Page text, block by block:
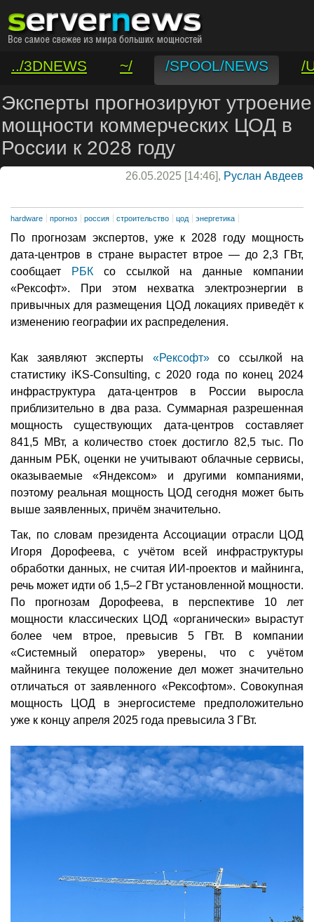
../3DNEWS ~/ /SPOOL/NEWS
/
/VAR/CONTACT
Эксперты прогнозируют утроение
мощности коммерческих ЦОД в
России к 2028 году
26.05.2025 [14:46], Руслан Авдеев
hardware прогноз россия строительство цод энергетика
По прогнозам экспертов, уже к 2028 году мощность
дата-центров в стране вырастет втрое — до 2,3 ГВт,
сообщает
РБКсо ссылкой на данные компании
«Рексофт». При этом нехватка электроэнергии в
привычных для размещения ЦОД локациях приведёт к
изменению географии их распределения.
Как заявляют эксперты «Рексофт»со ссылкой на
статистику iKS-Consulting, с 2020 года по конец 2024
инфраструктура дата-центров в России выросла
приблизительно в два раза. Суммарная разрешенная
мощность существующих дата-центров составляет
841,5 МВт, а количество стоек достигло 82,5 тыс. По
данным РБК, оценки не учитывают облачные сервисы,
оказываемые «Яндексом» и другими компаниями,
поэтому реальная мощность ЦОД сегодня может быть
выше заявленных, причём значительно.
Так, по словам президента Ассоциации отрасли ЦОД
Игоря Дорофеева, с учётом всей инфраструктуры
обработки данных, не считая ИИ-проектов и майнинга,
речь может идти об 1,5–2 ГВт установленной мощности.
По прогнозам Дорофеева, в перспективе 10 лет
мощности классических ЦОД «органически» вырастут
более чем втрое, превысив 5 ГВт. В компании
«Системный оператор» уверены, что с учётом
майнинга текущее положение дел может значительно
отличаться от заявленного «Рексофтом». Совокупная
мощность ЦОД в энергосистеме предположительно
уже к концу апреля 2025 года превысила 3 ГВт.